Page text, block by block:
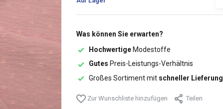
Was können Sie erwarten?
HochwertigeModestoffe
Gutes Preis-Leistungs-Verhältnis
Großes Sortiment mit schneller Lieferung
Zur Wunschliste hinzufügen Teilen